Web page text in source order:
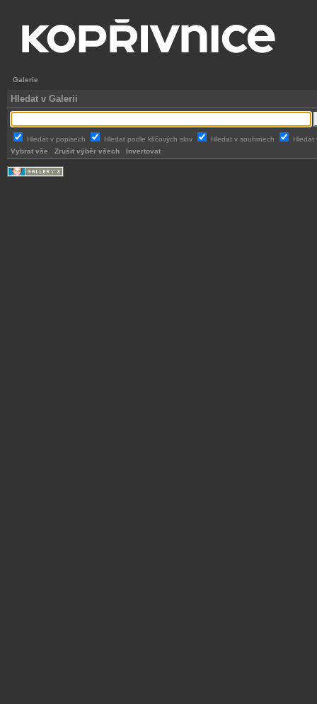
Galerie
Hledat v Galerii
Hledat v popisech Hledat podle klíčových slov Hledat v souhrnech
Hledat
Vybrat vše
Zrušit výběr všech Invertovat